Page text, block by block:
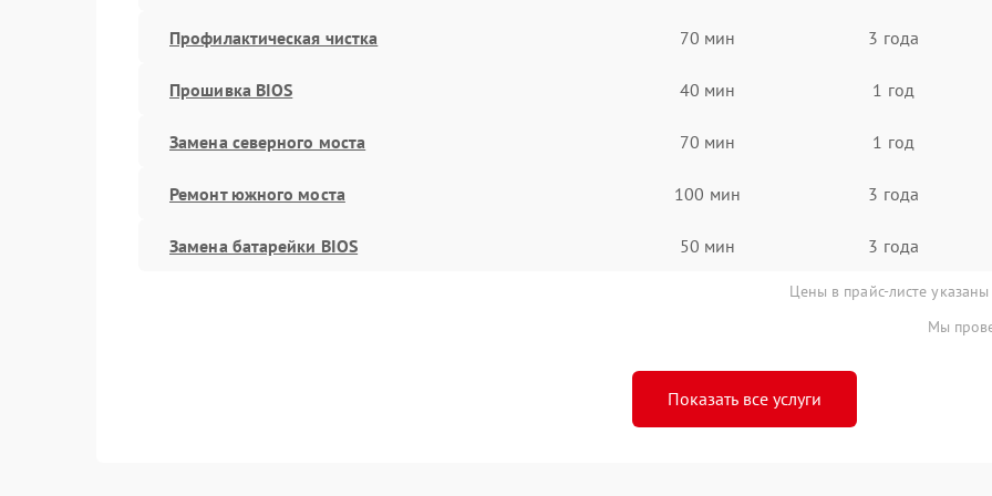
Профилактическая чистка 70 мин 3 года
Прошивка BIOS 40 мин 1 год
Замена северного моста 70 мин 1 год
Ремонт южного моста 100 мин 3 года
Замена батарейки BIOS 50 мин 3 года
Цены в прайс-листе
Мы
Показать все услуги